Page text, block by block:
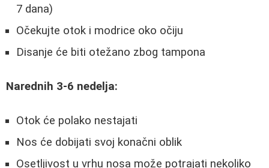
7 dana)
Očekujte otok i modrice oko očiju
Disanje će biti otežano zbog tampona
Narednih 3-6 nedelja:
Otok će polako nestajati
Nos će dobijati svoj konačni oblik
Osetljivost u vrhu nosa može potrajati nekoliko